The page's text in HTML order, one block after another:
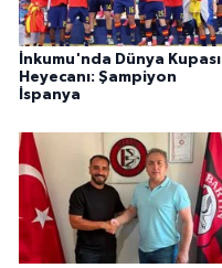
İnkumu'nda Dünya Kupası
Heyecanı: Şampiyon
İspanya